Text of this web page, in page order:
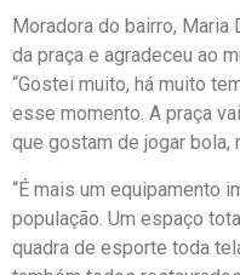
Moradora do bairro, Maria
da praça e agradeceu ao
“Gostei muito, há muito
esse momento. A praça
que gostam de jogar bola,
“É mais um equipamento
população. Um espaço
quadra de esporte toda